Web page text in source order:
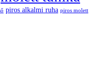
piros alkalmi ruha piros molett